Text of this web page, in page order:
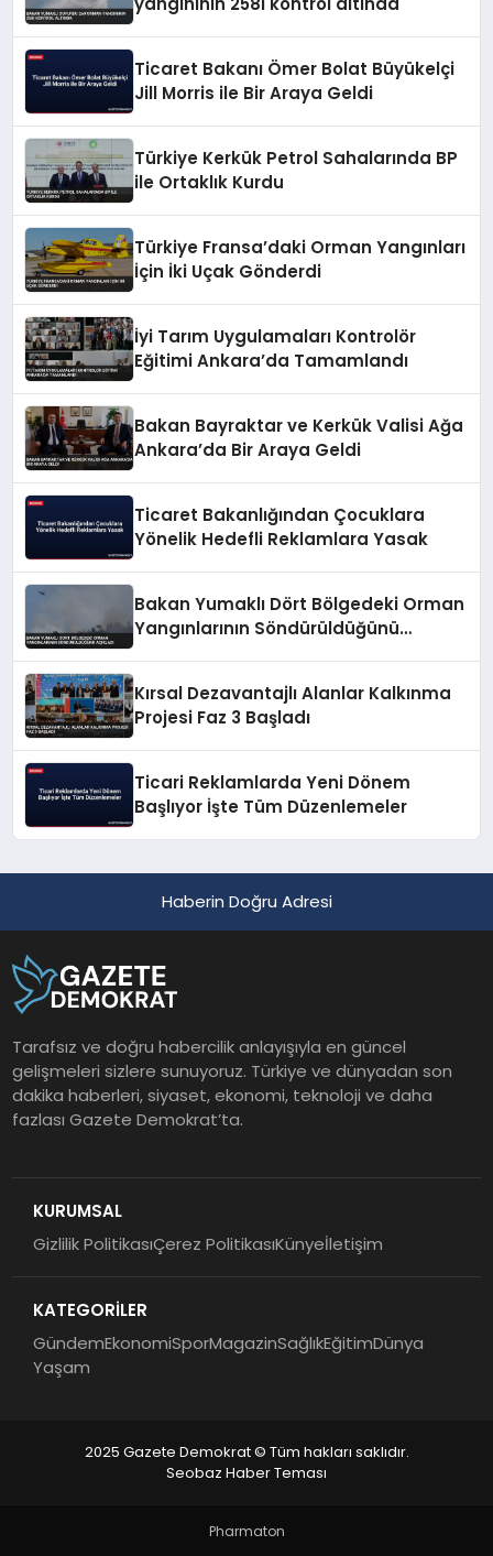
Ticaret Bakanı Ömer Bolat Büyükelçi
Jill Morris ile Bir Araya Geldi
Türkiye Kerkük Petrol Sahalarında BP
ile Ortaklık Kurdu
Türkiye Fransa’daki Orman Yangınları
İçin İki Uçak Gönderdi
İyi Tarım Uygulamaları Kontrolör
Eğitimi Ankara’da Tamamlandı
Bakan Bayraktar ve Kerkük Valisi Ağa
Ankara’da Bir Araya Geldi
Ticaret Bakanlığından Çocuklara
Yönelik Hedefli Reklamlara Yasak
Bakan Yumaklı Dört Bölgedeki Orman
Yangınlarının Söndürüldüğünü
Kırsal Dezavantajlı Alanlar Kalkınma
Projesi Faz 3 Başladı
Ticari Reklamlarda Yeni Dönem
Başlıyor İşte Tüm Düzenlemeler
Haberin Doğru Adresi
Tarafsız ve doğru habercilik anlayışıyla en güncel
gelişmeleri sizlere sunuyoruz. Türkiye ve dünyadan son
dakika haberleri, siyaset, ekonomi, teknoloji ve daha
fazlası Gazete Demokrat’ta.
KURUMSAL
Gizlilik PolitikasıÇerez PolitikasıKünyeİletişim
KATEGORİLER
GündemEkonomiSporMagazinSağlıkEğitimDünya
Yaşam
2025 Gazete Demokrat © Tüm hakları saklıdır.
Seobaz Haber Teması
Pharmaton